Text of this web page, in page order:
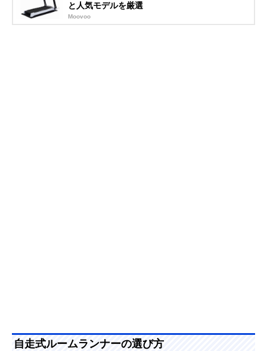
と人気モデルを厳選
Moovoo
自走式ルームランナーの選び方